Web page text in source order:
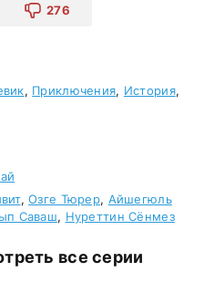
276
, Приключения, История,
,Озге Тюрер, Айшегюль
Саваш, Нуреттин Сёнмез
все серии